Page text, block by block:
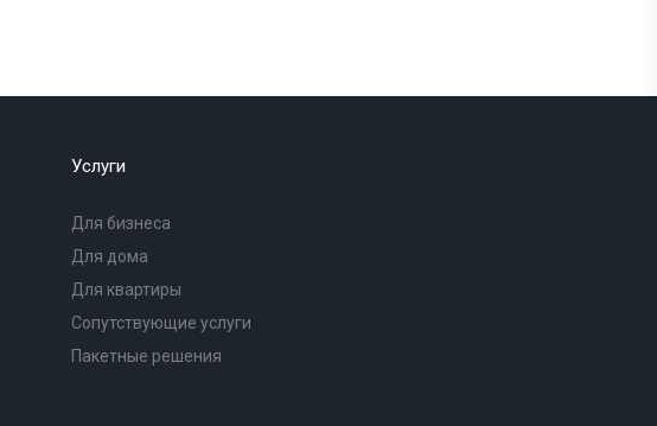
Услуги
Для бизнеса
Для дома
Для квартиры
Сопутствующие услуги
Пакетные решения